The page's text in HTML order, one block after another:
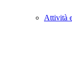
Attività